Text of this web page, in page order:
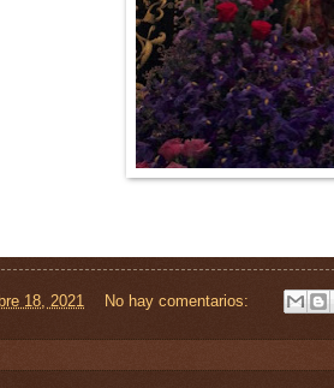
18, 2021 No hay comentarios: